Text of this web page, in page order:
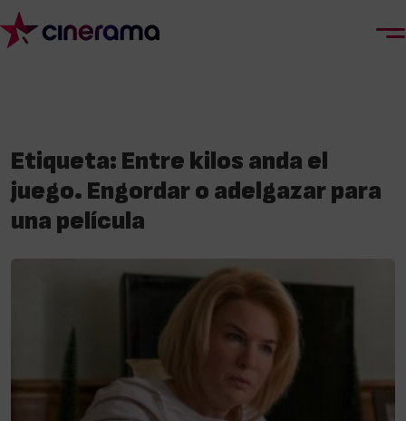
Etiqueta: Entre kilos anda el
juego. Engordar o adelgazar para
una película